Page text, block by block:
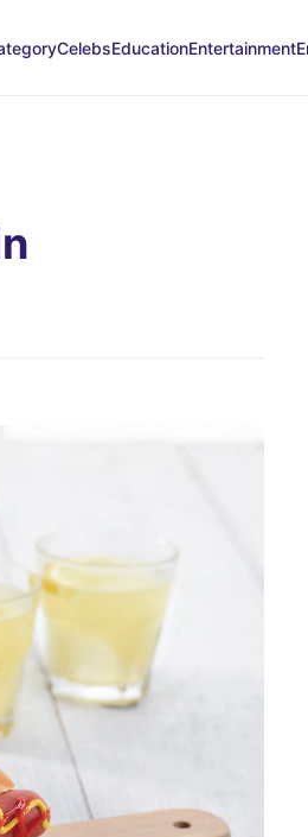
CelebsEducationEntertainment